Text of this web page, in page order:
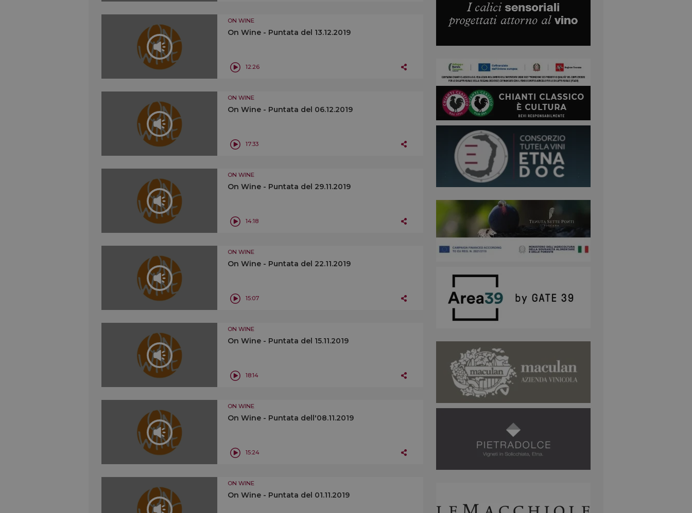
ON WINE
On Wine - Puntata del 13.12.2019
12:26
ON WINE
On Wine - Puntata del 06.12.2019
17:33
ON WINE
On Wine - Puntata del 29.11.2019
14:18
ON WINE
On Wine - Puntata del 22.11.2019
15:07
ON WINE
On Wine - Puntata del 15.11.2019
18:14
ON WINE
On Wine - Puntata dell'08.11.2019
15:24
ON WINE
On Wine - Puntata del 01.11.2019